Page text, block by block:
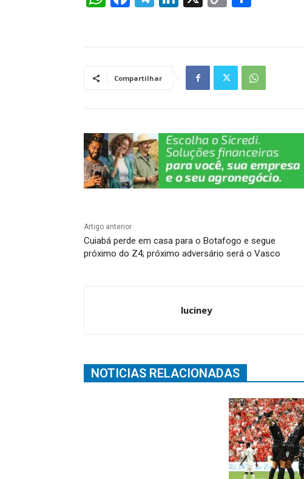
A b
k
a
n
Li
n
Compartilhar
Artigo anterior
Cuiabá perde em casa para o Botafogo e segue
próximo do Z4; próximo adversário será o Vasco
luciney
NOTICIAS RELACIONADAS